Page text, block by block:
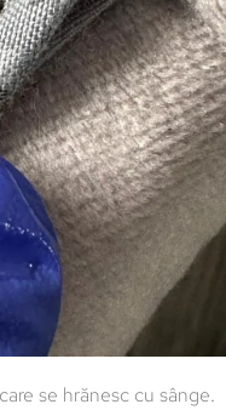
se hrănesc cu sânge.